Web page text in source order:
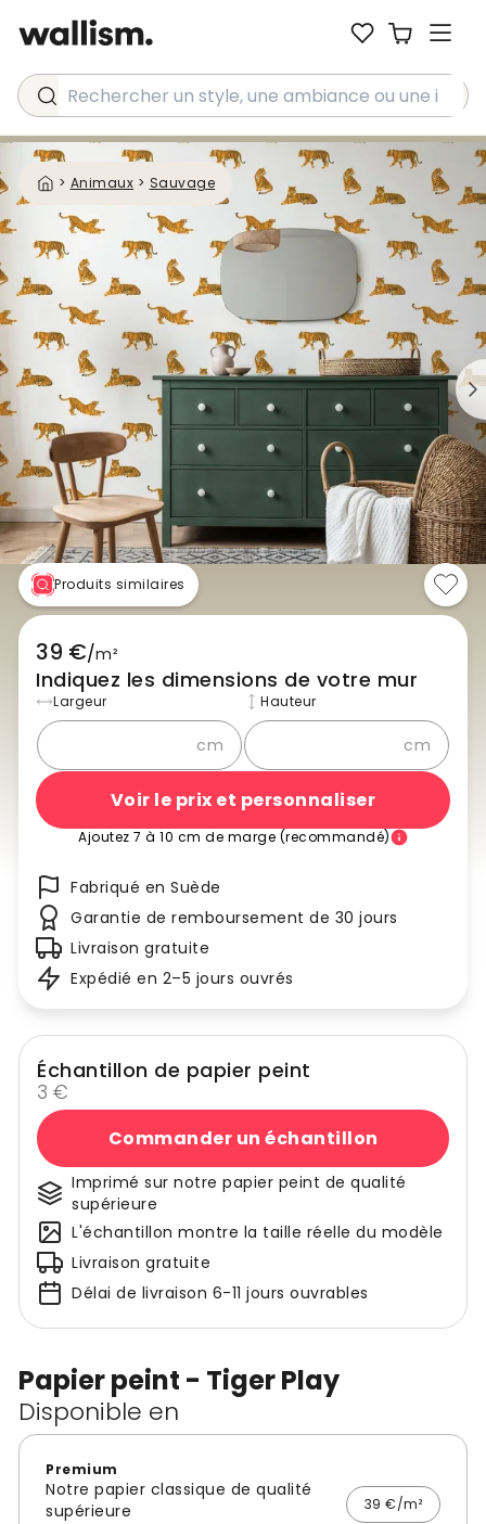
Rechercher un style, une ambiance ou une idée...
> Animaux > Sauvage
Papier peint - Tiger Play
Disponible en
Premium
Notre papier classique de qualité
supérieure
39 €/m²
Produits similaires
39 €/m²
Indiquez les dimensions de votre mur
Largeur
cm
Hauteur
cm
Voir le prix et personnaliser
Ajoutez 7 à 10 cm de marge (recommandé)
Fabriqué en Suède
Garantie de remboursement de 30 jours
Livraison gratuite
Expédié en 2–5 jours ouvrés
Échantillon de papier peint
3 €
Commander un échantillon
Imprimé sur notre papier peint de qualité
supérieure
L'échantillon montre la taille réelle du modèle
Livraison gratuite
Délai de livraison 6-11 jours ouvrables